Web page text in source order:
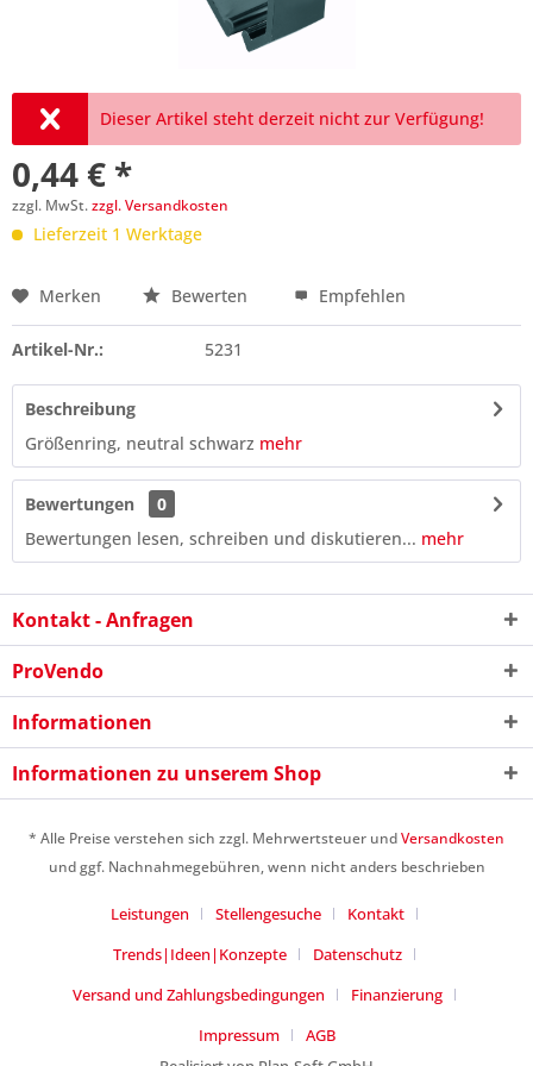
Dieser Artikel steht derzeit nicht zur Verfügung!
0,44 € *
zzgl. MwSt.zzgl. Versandkosten
Lieferzeit 1 Werktage
Preis anfragen
Merken Bewerten Empfehlen
Artikel-Nr.: 5231
Beschreibung
Größenring, neutral schwarz mehr
Bewertungen
0
Bewertungen lesen, schreiben und diskutieren... mehr
Kontakt - Anfragen
ProVendo
Informationen
Informationen zu unserem Shop
* Alle Preise verstehen sich zzgl. Mehrwertsteuer undVersandkosten
und ggf. Nachnahmegebühren, wenn nicht anders beschrieben
Leistungen Stellengesuche
Kontakt
Trends|Ideen|Konzepte
Datenschutz
Versand und Zahlungsbedingungen
Finanzierung
Impressum
AGB